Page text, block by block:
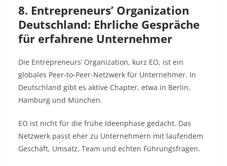
8. Entrepreneurs’ Organization
Deutschland: Ehrliche Gespräche
für erfahrene Unternehmer
Die Entrepreneurs’ Organization, kurz EO, ist ein
globales Peer-to-Peer-Netzwerk für Unternehmer. In
Deutschland gibt es aktive Chapter, etwa in Berlin,
Hamburg und München.
EO ist nicht für die frühe Ideenphase gedacht. Das
Netzwerk passt eher zu Unternehmern mit laufendem
Geschäft, Umsatz, Team und echten Führungsfragen.